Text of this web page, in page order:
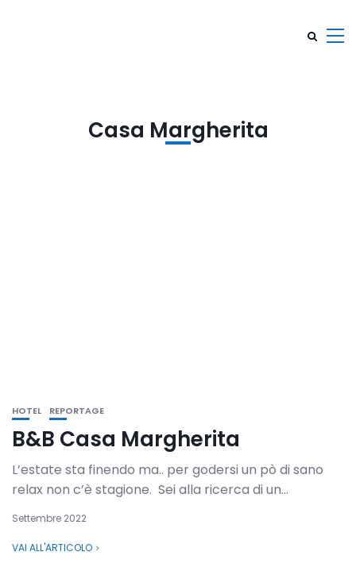
Casa Margherita
HOTEL REPORTAGE
B&B Casa Margherita
L’estate sta finendo ma.. per godersi un pò di sano
relax non c’è stagione. Sei alla ricerca di un...
Settembre 2022
VAI ALL'ARTICOLO